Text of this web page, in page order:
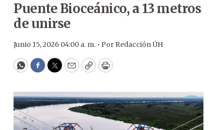
Puente Bioceánico, a 13 metros
de unirse
Junio 15, 2026 04:00 a. m. • Por Redacción ÚH
WhatsApp
Facebook
Twitter
EmailCopyPrint